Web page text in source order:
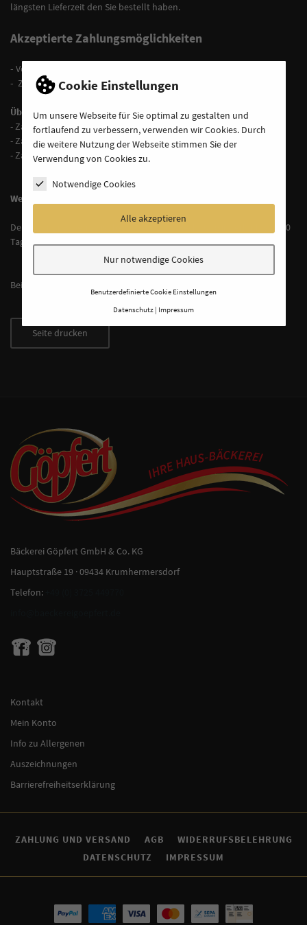
Cookie Einstellungen
Um unsere Webseite für Sie optimal zu gestalten und
fortlaufend zu verbessern, verwenden wir Cookies. Durch
die weitere Nutzung der Webseite stimmen Sie der
Verwendung von Cookies zu.
Notwendige Cookies
Alle akzeptieren
Nur notwendige Cookies
Benutzerdefinierte Cookie Einstellungen
Datenschutz Impressum
längsten Lieferzeit den Sie bestellt haben.
Akzeptierte Zahlungsmöglichkeiten
- Vorkasse per Überweisung
- Zahlung per Rechnung
Über PayPal Checkout:
- Zahlung per PayPal
- Zahlung per Kreditkarte
- Zahlung per SEPA-Lastschrift
Weitere Einzelheiten zur Zahlung
Der Rechnungsbetrag ist bei Zahlung auf Rechnung innerhalb von 10
Tagen auszugleichen.
Bei Fragen finden Sie unsere Kontaktdaten im Impressum.
Bäckerei Göpfert GmbH & Co. KG
Hauptstraße 19 · 09434 Krumhermersdorf
Telefon:
Kontakt
Mein Konto
Info zu Allergenen
Auszeichnungen
Barrierefreiheitserklärung
ZAHLUNG UND VERSAND AGB
WIDERRUFSBELEHRUNG
DATENSCHUTZ
IMPRESSUM